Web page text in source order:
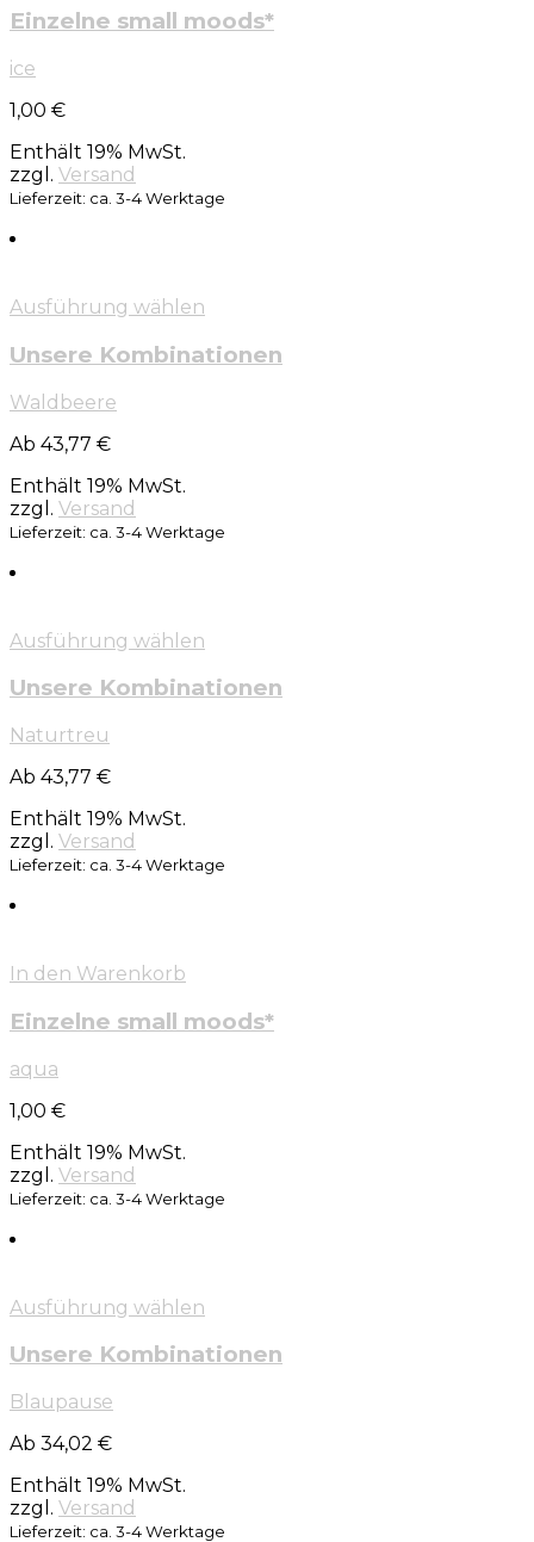
Einzelne small moods*
ice
1,00 €
Enthält 19% MwSt.
zzgl. Versand
Lieferzeit: ca. 3-4 Werktage
Ausführung wählen
Unsere Kombinationen
Waldbeere
Ab 43,77 €
Enthält 19% MwSt.
zzgl. Versand
Lieferzeit: ca. 3-4 Werktage
Ausführung wählen
Unsere Kombinationen
Naturtreu
Ab 43,77 €
Enthält 19% MwSt.
zzgl. Versand
Lieferzeit: ca. 3-4 Werktage
In den Warenkorb
Einzelne small moods*
aqua
1,00 €
Enthält 19% MwSt.
zzgl. Versand
Lieferzeit: ca. 3-4 Werktage
Ausführung wählen
Unsere Kombinationen
Blaupause
Ab 34,02 €
Enthält 19% MwSt.
zzgl. Versand
Lieferzeit: ca. 3-4 Werktage